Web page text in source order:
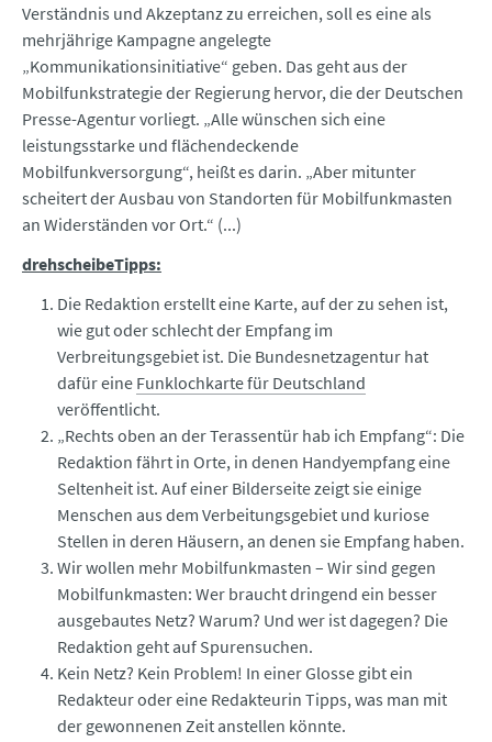
Verständnis und Akzeptanz zu erreichen, soll es eine als
mehrjährige Kampagne angelegte
„Kommunikationsinitiative“ geben. Das geht aus der
Mobilfunkstrategie der Regierung hervor, die der Deutschen
Presse-Agentur vorliegt. „Alle wünschen sich eine
leistungsstarke und flächendeckende
Mobilfunkversorgung“, heißt es darin. „Aber mitunter
scheitert der Ausbau von Standorten für Mobilfunkmasten
an Widerständen vor Ort.“ (...)
drehscheibeTipps:
Die Redaktion erstellt eine Karte, auf der zu sehen ist,
wie gut oder schlecht der Empfang im
Verbreitungsgebiet ist. Die Bundesnetzagentur hat
dafür eine Funklochkarte für Deutschland
veröffentlicht.
„Rechts oben an der Terassentür hab ich Empfang“: Die
Redaktion fährt in Orte, in denen Handyempfang eine
Seltenheit ist. Auf einer Bilderseite zeigt sie einige
Menschen aus dem Verbeitungsgebiet und kuriose
Stellen in deren Häusern, an denen sie Empfang haben.
Wir wollen mehr Mobilfunkmasten – Wir sind gegen
Mobilfunkmasten: Wer braucht dringend ein besser
ausgebautes Netz? Warum? Und wer ist dagegen? Die
Redaktion geht auf Spurensuchen.
Kein Netz? Kein Problem! In einer Glosse gibt ein
Redakteur oder eine Redakteurin Tipps, was man mit
der gewonnenen Zeit anstellen könnte.